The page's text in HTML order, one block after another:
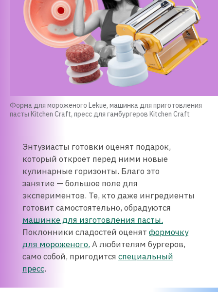
Энтузиасты готовки оценят подарок,
который откроет перед ними новые
кулинарные горизонты. Благо это
занятие — большое поле для
экспериментов. Те, кто даже ингредиенты
готовит самостоятельно, обрадуются
машинке для изготовления пасты.
Поклонники сладостей оценят формочку
для мороженого. А любителям бургеров,
само собой, пригодится специальный
пресс.
Форма для мороженого Lekue, машинка для приготовления
пасты Kitchen Craft, пресс для гамбургеров Kitchen Craft